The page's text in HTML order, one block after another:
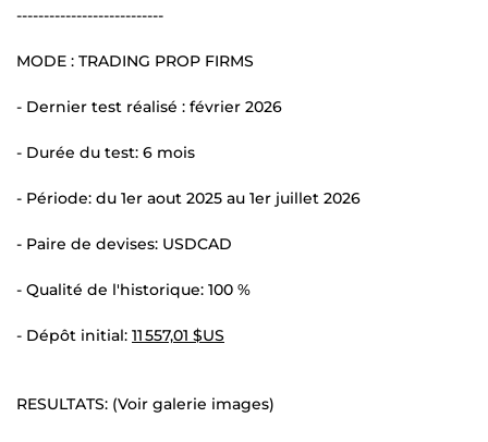
---------------------------
MODE : TRADING PROP FIRMS
- Dernier test réalisé : février 2026
- Durée du test: 6 mois
- Période: du 1er aout 2025 au 1er juillet 2026
- Paire de devises: USDCAD
- Qualité de l'historique: 100 %
- Dépôt initial: 11 557,01 $US
RESULTATS: (Voir galerie images)